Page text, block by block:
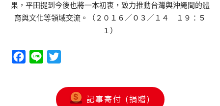
果，平田提到今後也將一本初衷，致力推動台灣與沖繩間的體
育與文化等領域交流。（２０１６／０３／１４ １９：５
１）
Facebook
Line
記事寄付 (捐贈)